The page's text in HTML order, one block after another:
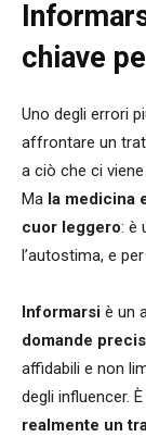
chiave
Uno degli errori
affrontare un
a ciò che ci
Ma la medicina
cuor leggero: è
l’autostima, e
Informarsi è un
domande
affidabili e non
degli influencer.
realmente un